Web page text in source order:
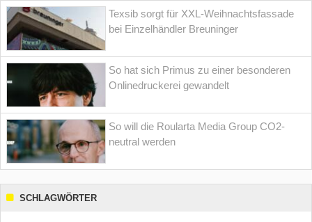
Texsib sorgt für XXL-Weihnachtsfassade
bei Einzelhändler Breuninger
So hat sich Primus zu einer besonderen
Onlinedruckerei gewandelt
So will die Roularta Media Group CO2-
neutral werden
SCHLAGWÖRTER